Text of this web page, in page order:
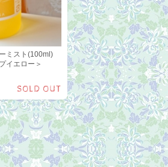
ミスト(100ml)
プイエロー＞
SOLD OUT